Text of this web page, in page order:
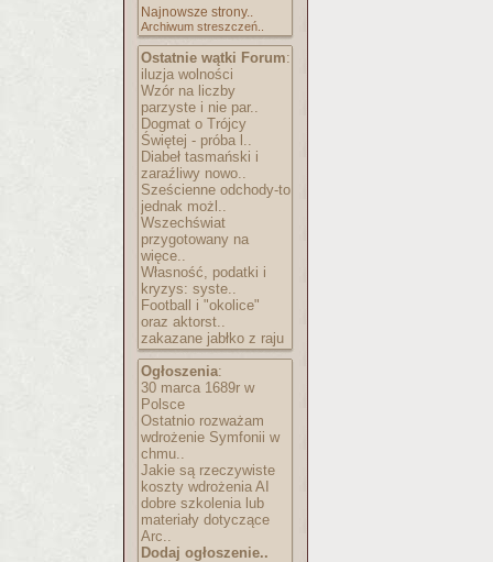
Najnowsze strony..
Archiwum streszczeń..
Ostatnie wątki Forum:
iluzja wolności
Wzór na liczby
parzyste i nie par..
Dogmat o Trójcy
Świętej - próba l..
Diabeł tasmański i
zaraźliwy nowo..
Sześcienne odchody-to
jednak możl..
Wszechświat
przygotowany na
więce..
Własność, podatki i
kryzys: syste..
Football i "okolice"
oraz aktorst..
zakazane jabłko z raju
Ogłoszenia:
30 marca 1689r w
Polsce
Ostatnio rozważam
wdrożenie Symfonii w
chmu..
Jakie są rzeczywiste
koszty wdrożenia AI
dobre szkolenia lub
materiały dotyczące
Arc..
Dodaj ogłoszenie..